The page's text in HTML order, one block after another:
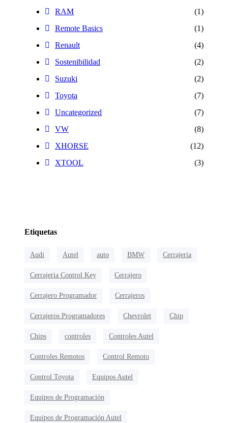
RAM
(1)
Remote Basics
(1)
Renault
(4)
Sostenibilidad
(2)
Suzuki
(2)
Toyota
(7)
Uncategorized
(7)
VW
(8)
XHORSE
(12)
XTOOL
(3)
Etiquetas
Audi Autel auto BMW Cerrajeria
Cerrajeria Control Key Cerrajero
Cerrajero Programador Cerrajeros
Cerrajeros Programadores Chevrolet Chip
Chips controles Controles Autel
Controles Remotos Control Remoto
Control Toyota Equipos Autel
Equipos de Programación
Equipos de Programación Autel